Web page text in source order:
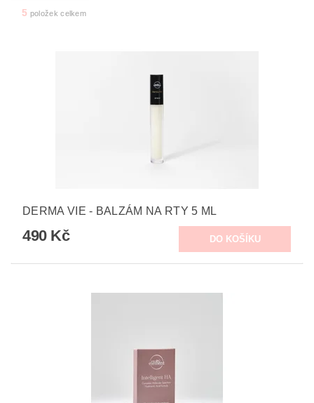
5 položek celkem
DERMA VIE - BALZÁM NA RTY 5 ML
490 Kč